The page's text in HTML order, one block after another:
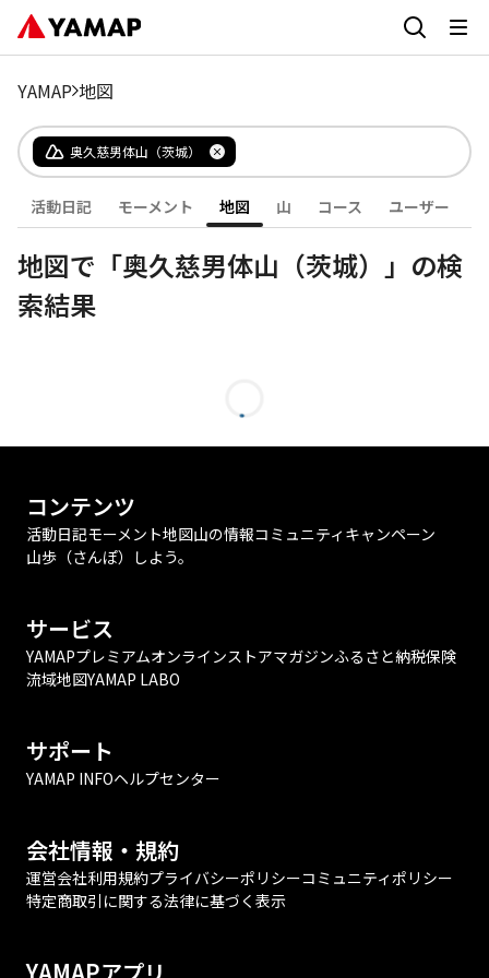
YAMAP 地図
奥久慈男体山（茨城）
活動日記 モーメント 地図 山 コース ユーザー
地図で「奥久慈男体山（茨城）」の検
索結果
コンテンツ
活動日記モーメント地図山の情報コミュニティ キャンペーン
山歩（さんぽ）しよう。
サービス
YAMAPプレミアムオンラインストアマガジンふるさと納税保険
流域地図YAMAP LABO
サポート
YAMAP INFOヘルプセンター
会社情報・規約
運営会社利用規約プライバシーポリシーコミュニティポリシー
特定商取引に関する法律に基づく表示